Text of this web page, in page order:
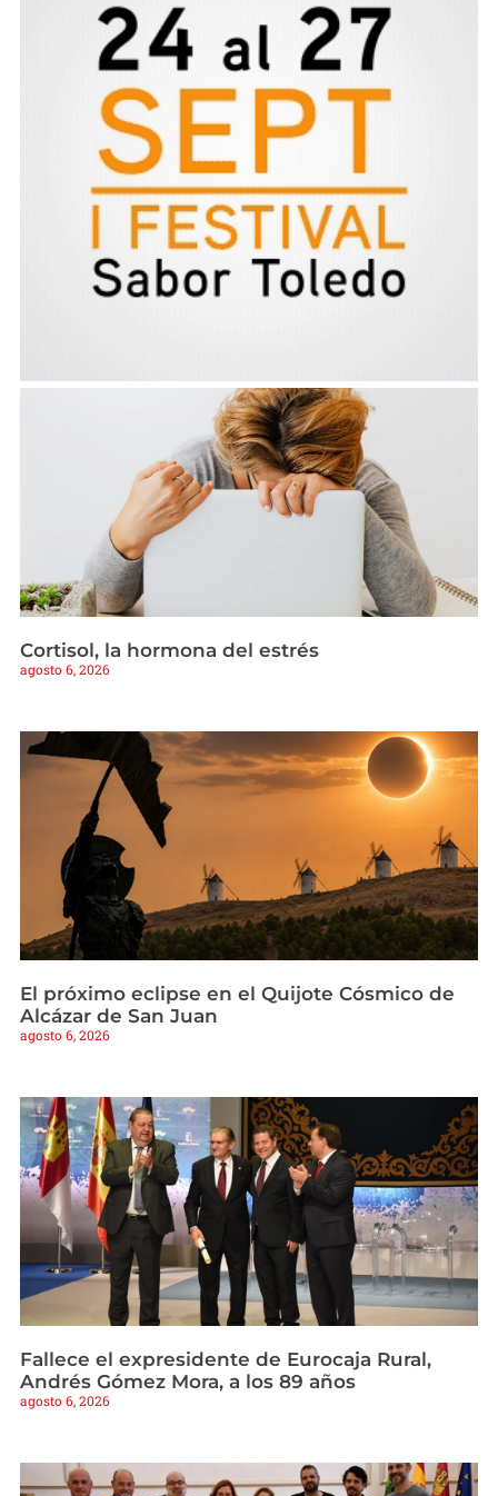
Cortisol, la hormona del estrés
agosto 6, 2026
El próximo eclipse en el Quijote Cósmico de
Alcázar de San Juan
agosto 6, 2026
Fallece el expresidente de Eurocaja Rural,
Andrés Gómez Mora, a los 89 años
agosto 6, 2026